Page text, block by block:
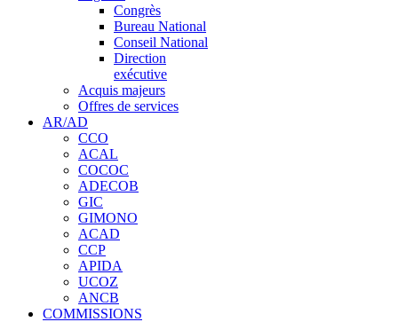
Congrès
Bureau National
Conseil National
Direction
exécutive
Acquis majeurs
Offres de services
AR/AD
CCO
ACAL
COCOC
ADECOB
GIC
GIMONO
ACAD
CCP
APIDA
UCOZ
ANCB
COMMISSIONS